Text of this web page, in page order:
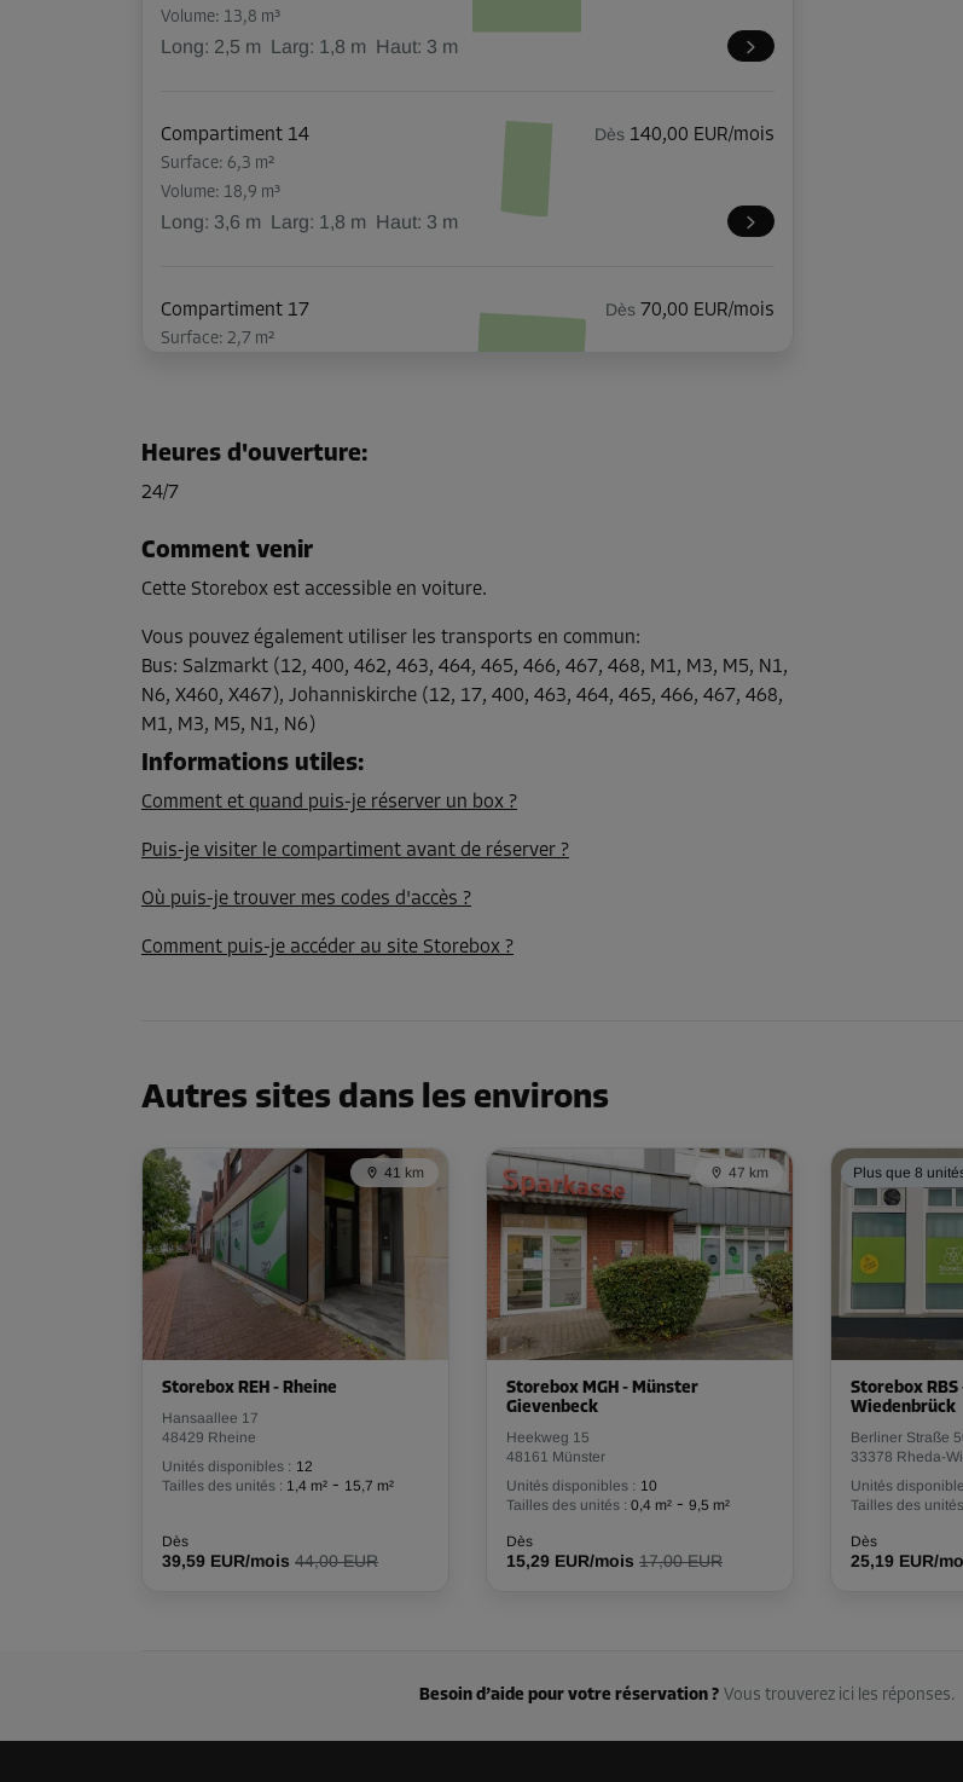
Volume: 13,8 m³
Long: 2,5 m Larg: 1,8 m Haut: 3 m
Compartiment 14
Surface: 6,3 m²
Volume: 18,9 m³
Long: 3,6 m Larg: 1,8 m Haut: 3 m
Dès 140,00 EUR/mois
Compartiment 17
Surface: 2,7 m²
Dès 70,00 EUR/mois
Compartiment 18
Volume: 8,1 m³
Compartiment 21
Surface: 2 m²
Volume: 6 m³
Long: m 1,2
Dès 52,00 EUR/mois
Compartiment 22
Surface: 2,7 m²
Volume: 8,1 m³
Long:1,7m Larg:1,5m Haut: 3m
Compartiment 25
Surface: 1,8 m²
Volume: 5,4 m³
Long: 1,5m Larg: Haut:
Dès 47,00 EUR/mois
Compartiment 26
Surface: 1,9 m²
Volume: 5,7 m³
Long: 1,5m
Dès 49,00 EUR/mois
Compartiment 27
Surface: 10,8 m²
Surface: 2 m²
Heures d'ouverture:
24/7
Comment venir
Cette Storebox est accessible en voiture.
Vous pouvez également utiliser les transports en commun:
Bus: Salzmarkt (12, 400, 462, 463, 464, 465, 466, 467, 468, M1, M3, M5, N1,
N6, X460, X467), Johanniskirche (12, 17, 400, 463, 464, 465, 466, 467, 468,
M1, M3, M5, N1, N6)
Informations utiles:
Comment et quand puis-je réserver un box ?
Puis-je visiter le compartiment avant de réserver ?
Où puis-je trouver mes codes d'accès ?
Comment puis-je accéder au site Storebox ?
Autres sites dans les environs
41 km
Storebox REH - Rheine
Hansaallee 17
48429 Rheine
Unités disponibles : 12
Tailles des unités : 1,4 m² - 15,7 m²
Dès
39,59 EUR/mois 44,00 EUR
47 km
Storebox MGH - Münster
Gievenbeck
Heekweg 15
48161 Münster
Unités disponibles : 10
Tailles des unités : 0,4 m² - 9,5 m²
Dès
15,29 EUR/mois 17,00 EUR
Plus que 8
Storebox RBS
Wiedenbrück
Berliner Straße
33378 Rheda-
Unités
Tailles des
Dès
25,19 EUR/
Besoin d’aide pour votre réservation ? Vous trouverez ici les réponses.